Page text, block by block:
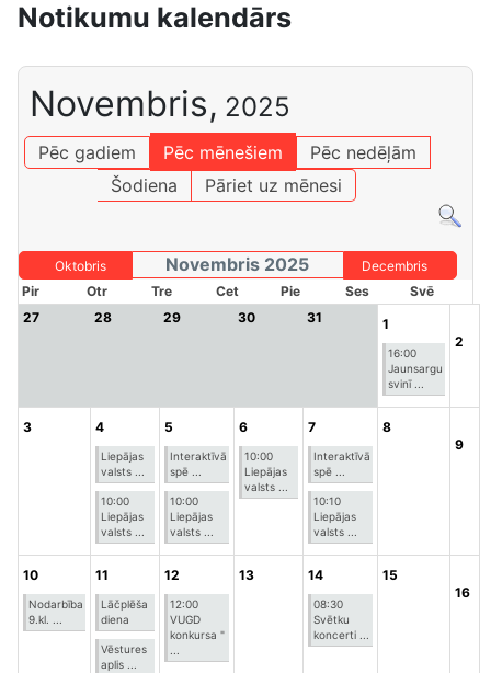
Notikumu kalendārs
Novembris, 2025
Pēc gadiem Pēc mēnešiem
Pēc nedēļām
Šodiena
Pāriet uz mēnesi
Oktobris Novembris 2025
Decembris
Pir
Otr Tre Cet Pie Ses
Svē
27
28 29 30 31 1
16:00
Jaunsargu
svinī ...
2
3 4
Liepājas
valsts ...
10:00
Liepājas
valsts ...
5
Interaktīvā
spē ...
10:00
Liepājas
valsts ...
6
10:00
Liepājas
valsts ...
7
Interaktīvā
spē ...
10:10
Liepājas
valsts ...
8
9
10
Nodarbība
9.kl. ...
11
Lāčplēša
diena
Vēstures
aplis ...
12
12:00
VUGD
konkursa "
13 14
08:30
Svētku
koncerti ...
15
16